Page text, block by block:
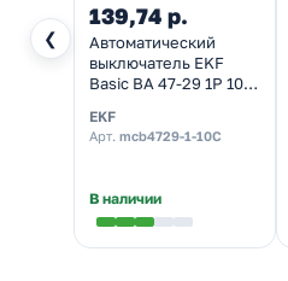
❮
139,74 р.
Автоматический
выключатель EKF
Basic ВА 47-29 1P 10А
электрический)
EKF
Арт. mcb4729-1-10C
В наличии